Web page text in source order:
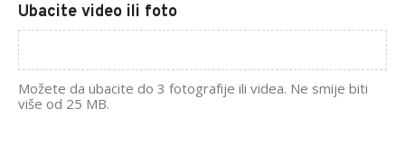
Ubacite video ili foto
Možete da ubacite do 3 fotografije ili videa. Ne smije biti
više od 25 MB.